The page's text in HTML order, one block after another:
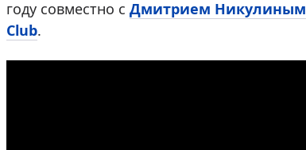
году совместно с Дмитрием Никулиным
Club.